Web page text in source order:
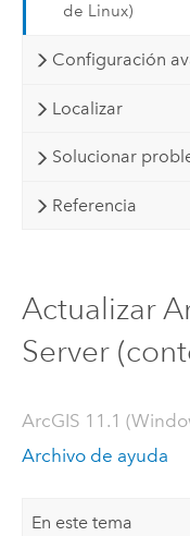
de Linux)
Configuración
Localizar
Solucionar
Referencia
Actualizar
Server
ArcGIS 11.1
Archivo de ayuda
En este tema